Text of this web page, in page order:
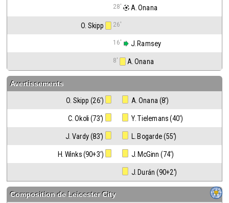
28' A. Onana
O. Skipp 26'
16' J. Ramsey
8' A. Onana
Avertissements
O. Skipp (26') A. Onana (8')
C. Okoli (73') Y. Tielemans (40')
J. Vardy (83') L. Bogarde (55')
H. Winks (90+3') J. McGinn (74')
J. Durán (90+2')
Composition de Leicester City